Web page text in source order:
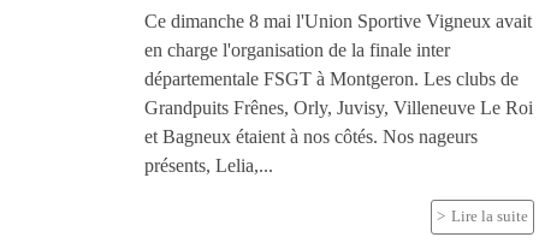
Ce dimanche 8 mai l'Union Sportive Vigneux avait
en charge l'organisation de la finale inter
départementale FSGT à Montgeron. Les clubs de
Grandpuits Frênes, Orly, Juvisy, Villeneuve Le Roi
et Bagneux étaient à nos côtés. Nos nageurs
présents, Lelia,...
Lire la suite